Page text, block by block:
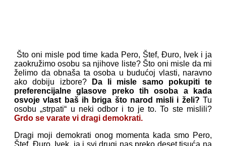
Što oni misle pod time kada Pero, Štef, Đuro, Ivek i ja
zaokružimo osobu sa njihove liste? Što oni misle da mi
želimo da obnaša ta osoba u budućoj vlasti, naravno
ako dobiju izbore?
Da li misle samo pokupiti te
preferencijalne glasove preko tih osoba a kada
osvoje vlast baš ih briga što narod misli i želi? Tu
osobu „strpati“ u neki odbor i to je to. To ste mislili?
Grdo se varate vi dragi demokrati.
Dragi moji demokrati onog momenta kada smo Pero,
Štef, Đuro, Ivek, ja i svi drugi nas preko deset tisuća na